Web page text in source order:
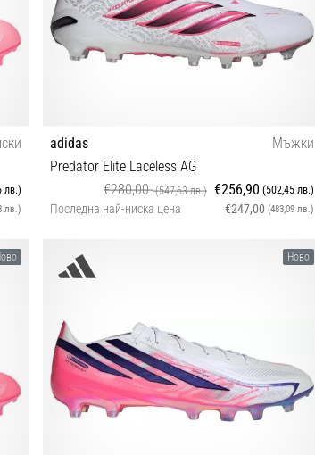
лв.)
лв.)
adidas
Мъжки
Predator Elite Laceless AG
€280,00(547,63 лв.) €256,90 (502,45 лв.)
Последна най-ниска цена €247,00 (483,09 лв.)
40 40⅔ 42 42⅔ 43⅓ 44 44⅔ 45⅓ 46 46⅔ 47⅓ 48
Ново